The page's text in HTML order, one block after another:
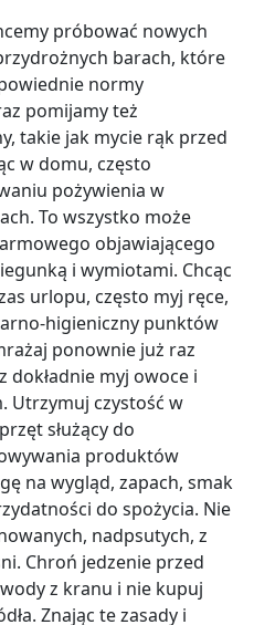
próbować nowych
barach, które
normy
pomijamy też
takie jak mycie rąk przed
w domu, często
pożywienia w
To wszystko może
objawiającego
i wymiotami. Chcąc
urlopu, często myj ręce,
higieniczny punktów
ponownie już raz
myj owoce i
Utrzymuj czystość w
służący do
produktów
na wygląd, zapach, smak
do spożycia. Nie
nadpsutych, z
Chroń jedzenie przed
z kranu i nie kupuj
Znając te zasady i